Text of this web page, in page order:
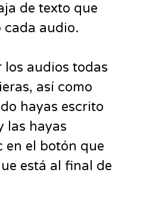
de texto que
cada audio.
los audios todas
así como
hayas escrito
las hayas
en el botón que
está al final de